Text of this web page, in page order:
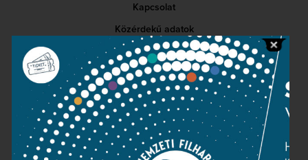
Kapcsolat
Közérdekű adatok
Sajtószoba
Adatvédelem
Impresszum